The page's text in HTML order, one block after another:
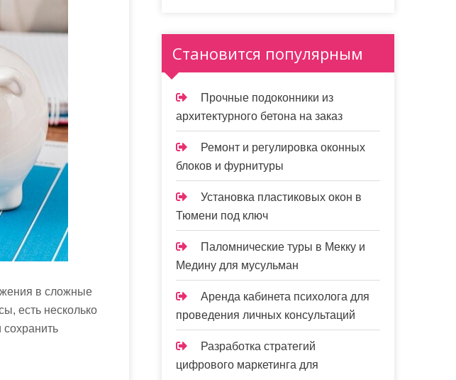
в сложные
есть несколько
Становится популярным
Прочные подоконники из
архитектурного бетона на заказ
Ремонт и регулировка оконных
блоков и фурнитуры
Установка пластиковых окон в
Тюмени под ключ
Паломнические туры в Мекку и
Медину для мусульман
Аренда кабинета психолога для
проведения личных консультаций
Разработка стратегий
цифрового маркетинга для